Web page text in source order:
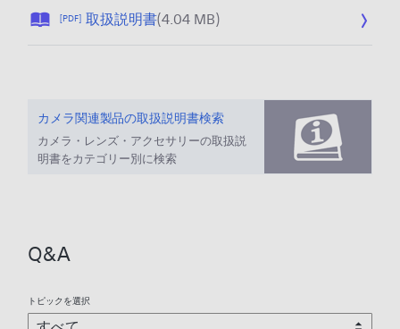
[PDF] 取扱説明書(4.04 MB)公
0
2
カメラ関連製品の取扱説明書検索
カメラ・レンズ・アクセサリーの取扱説
明書をカテゴリー別に検索
Q&A
トピックを選択